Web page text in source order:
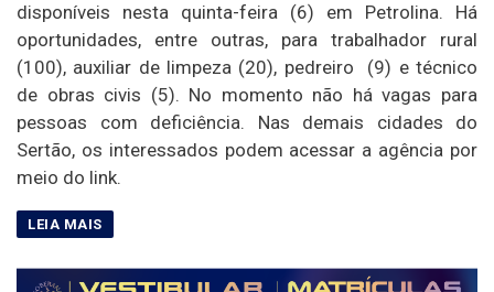
disponíveis nesta quinta-feira (6) em Petrolina. Há
oportunidades, entre outras, para trabalhador rural
(100), auxiliar de limpeza (20), pedreiro (9) e técnico
de obras civis (5). No momento não há vagas para
pessoas com deficiência. Nas demais cidades do
Sertão, os interessados podem acessar a agência por
meio do link.